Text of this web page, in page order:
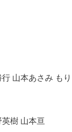
山本あさみ もり
樹 山本亘